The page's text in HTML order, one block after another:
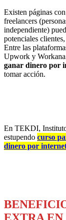
Existen páginas
freelancers
independiente)
potenciales
Entre las
Upwork y
ganar dinero por
tomar acción.
En TEKDI,
estupendo curso
dinero por